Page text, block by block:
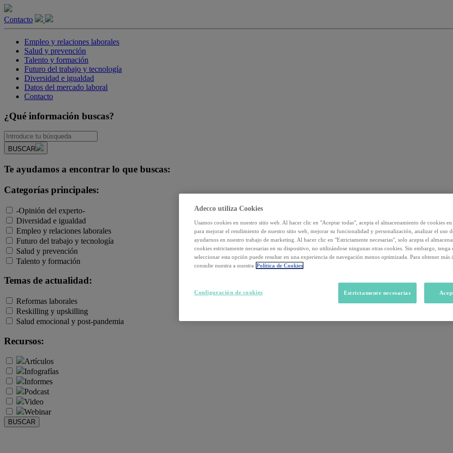
Contacto
Empleo y relaciones laborales
Salud y prevención
Talento y formación
Futuro del trabajo y tecnología
Diversidad e igualdad
Datos del mercado laboral
Contacto
¿Qué información buscas?
BUSCAR
Te ayudamos a encontrar lo que buscas:
Categorías principales:
-Opinión del experto-
Diversidad e igualdad
Empleo y relaciones laborales
Futuro del trabajo y tecnología
Salud y prevención
Talento y formación
Temas de actualidad:
Reformas laborales
Reskilling y upskilling
Salud emocional y post-pandemia
Recursos:
Artículos
Infografías
Informes
Podcast
Video
Webinar
BUSCAR
Adecco utiliza Cookies
Usamos cookies en nuestro sitio web. Al hacer clic en "Aceptar todas", acepta el almacenamiento de cookies
para mejorar el rendimiento de nuestro sitio web, mejorar su funcionalidad y personalización, analizar el uso
ayudarnos en nuestro trabajo de marketing. Al hacer clic en "Estrictamente necesarias", solo acepta el
cookies estrictamente necesarias en su dispositivo, no utilizándose ningunas otras cookies. Sin embargo, tenga
seleccionar esta opción puede resultar en una experiencia de navegación menos optimizada. Para obtener más
consulte nuestra a nuestra Política de Cookies
Estrictamente necesarias
Configuración de cookies